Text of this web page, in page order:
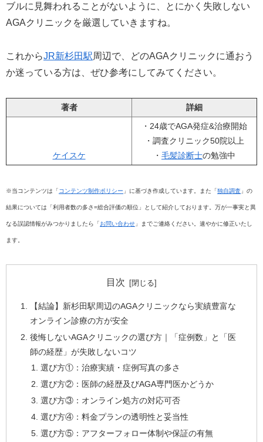
ブルに見舞われることがないように、とにかく失敗しない
AGAクリニックを厳選していきますね。
これからJR新杉田駅周辺で、どのAGAクリニックに通おう
か迷っている方は、ぜひ参考にしてみてください。
著者 詳細
ケイスケ
・24歳でAGA発症&治療開始
・調査クリニック50院以上
・ 毛髪診断士の勉強中
※当コンテンツは「 コンテンツ制作ポリシー 」に基づき作成しています。また「 独自調査 」の
結果については「利用者数の多さ=総合評価の順位」として紹介しております。万が一事実と異
なる誤認情報がみつかりましたら「 お問い合わせ 」までご連絡ください。速やかに修正いたし
ます。
目次
【結論】新杉田駅周辺のAGAクリニックなら実績豊富な
オンライン診療の方が安全
後悔しないAGAクリニックの選び方｜「症例数」と「医
師の経歴」が失敗しないコツ
選び方①：治療実績・症例写真の多さ
選び方②：医師の経歴及びAGA専門医かどうか
選び方③：オンライン処方の対応可否
選び方④：料金プランの透明性と妥当性
選び方⑤：アフターフォロー体制や保証の有無